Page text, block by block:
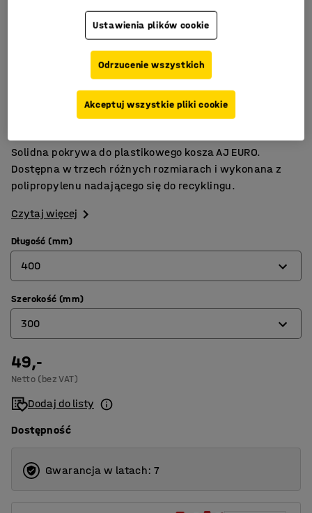
Do pojemnika AJ EURO
Trzy różne rozmiary
Solidna pokrywa do plastikowego kosza AJ EURO.
Dostępna w trzech różnych rozmiarach i wykonana z
polipropylenu nadającego się do recyklingu.
Czytaj więcej
Długość (mm)
400
400
600
800
Szerokość (mm)
300
300
400
600
49,-
Netto (bez VAT)
Dodaj do listy
Dostępność
Gwarancja w latach: 7
Ustawienia plików cookie
Odrzucenie wszystkich
Akceptuj wszystkie pliki cookie